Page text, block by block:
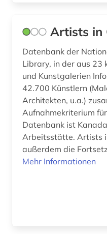
sozialismus (2)
spanien (1)
spanisch (1)
student (2)
Artists in
Datenbank der
Library, in der aus 23
und Kunstgalerien
42.700 Künstlern
Architekten, u.a.)
Aufnahmekriterium
Datenbank ist
Arbeitsstätte. Artists
außerdem die
Mehr Informationen